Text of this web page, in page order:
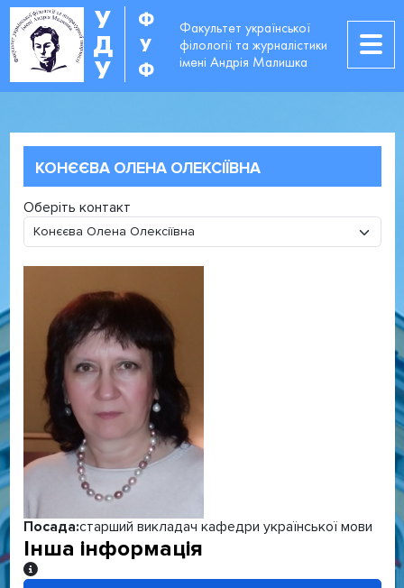
У
Д
У
Ф
У
Ф
Факультет української
філології та журналістики
імені Андрія Малишка
КОНЄЄВА ОЛЕНА ОЛЕКСІЇВНА
Оберіть контакт
Посада:старший викладач кафедри української мови
Інша інформація
Інша інформація